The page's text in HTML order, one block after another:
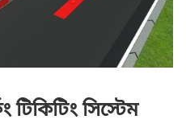
টিকিটিং সিস্টেম